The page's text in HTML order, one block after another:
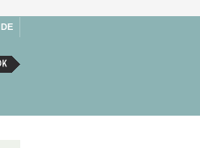
DE